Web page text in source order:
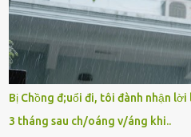
bà Đỗ Thị Nga, lập tức ra quyết
viện cớ “không đủ khả năng nuôi
quyền giám hộ, yêu cầu bệnh viện
bỏ rơi. Trong khi ấy, con gái ruột
mê man sau sinh, hoàn toàn
Thiếu úy Nguyễn Thị Mai, một nữ
tình cờ chứng kiến giây phút bé bị
Bị Chồng đ;uổi đi, tôi đành nhận lời
3 tháng sau ch/oáng v/áng khi..